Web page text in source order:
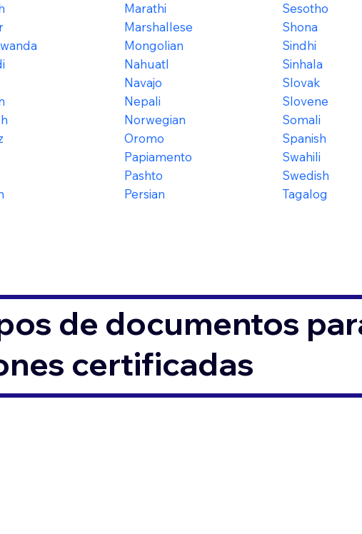
Marathi
Marshallese
Mongolian
Nahuatl
Navajo
Nepali
Norwegian
Oromo
Papiamento
Pashto
Persian
Sesotho
Shona
Sindhi
Sinhala
Slovak
Slovene
Somali
Spanish
Swahili
Swedish
Tagalog
de documentos
certificadas